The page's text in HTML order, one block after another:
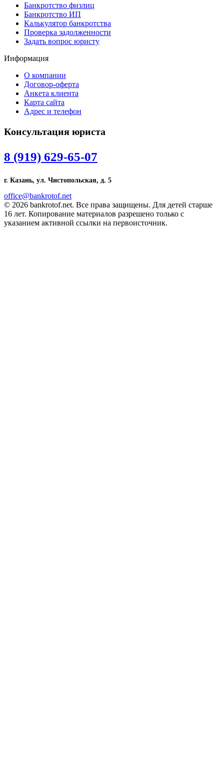
Банкротство физлиц
Банкротство ИП
Калькулятор банкротства
Проверка задолженности
Задать вопрос юристу
Информация
О компании
Договор-оферта
Анкета клиента
Карта сайта
Адрес и телефон
Консультация юриста
8 (919) 629-65-07
г. Казань, ул. Чистопольская, д. 5
office@bankrotof.net
© 2026 bankrotof.net. Все права защищены. Для детей старше
16 лет. Копирование материалов разрешено только с
указанием активной ссылки на первоисточник.